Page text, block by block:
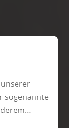
unserer
sogenannte